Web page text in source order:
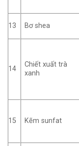
13 Bơ shea
14
Chiết xuất trà
xanh
15 Kẽm sunfat